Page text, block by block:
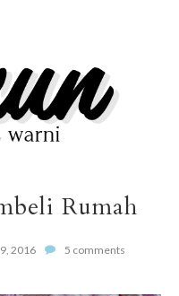
Rumah
2016 5 comments